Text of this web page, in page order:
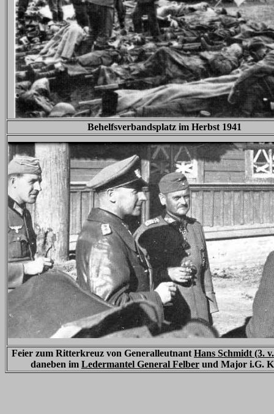
Behelfsverbandsplatz im Herbst 1941
Feier zum Ritterkreuz von Generalleutnant Hans Schmidt (3.
daneben im Ledermantel General Felber und Major i.G.